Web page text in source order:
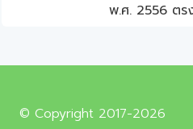
พ.ศ. 2556 ตร
© Copyright 2017-2026